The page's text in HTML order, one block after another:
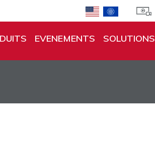
EVENEMENTS SOLUTIONS